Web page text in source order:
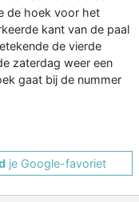
de hoek voor het
kant van de paal
de vierde
zaterdag weer een
gaat bij de nummer
je Google-favoriet